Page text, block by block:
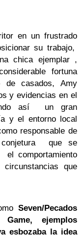
en un frustrado
su trabajo,
chica ejemplar ,
fortuna
de casados, Amy
y evidencias en el
así un gran
y el entorno local
responsable de
que se
el comportamiento
que
Seven/Pecados
ejemplos
esbozaba la idea